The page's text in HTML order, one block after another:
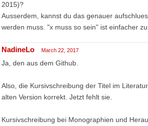
2015)?
Ausserdem, kannst du das genauer
werden muss. "x muss so sein" ist einfacher zu
NadineLo March 22, 2017
Ja, den aus dem Github.
Also, die Kursivschreibung der Titel im
alten Version korrekt. Jetzt fehlt sie.
Kursivschreibung bei Monographien und